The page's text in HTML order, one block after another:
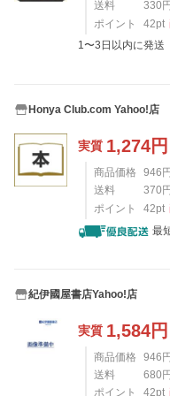
送料 330 円
ポイント
42pt
1〜3日以内に発送
Honya Club.com Yahoo!店
実質 1,274円
商品価格 946 円
送料
370 円
ポイント
42pt
最
紀伊國屋書店Yahoo!店
実質 1,584円
商品価格 946 円
送料
680 円
ポイント
42pt